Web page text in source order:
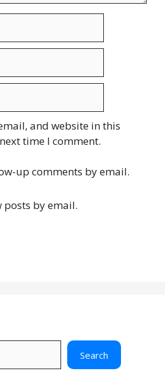
and website in this
time I comment.
up comments by email.
posts by email.
Search